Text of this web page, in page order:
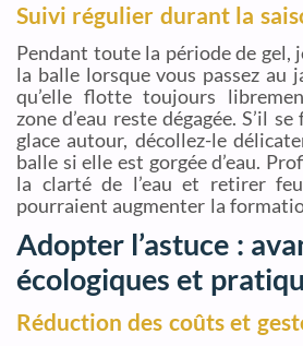
Suivi régulier durant la
Pendant toute la période de gel,
la balle lorsque vous passez au
qu’elle flotte toujours
zone d’eau reste dégagée. S’il
glace autour, décollez-le
balle si elle est gorgée d’eau.
la clarté de l’eau et retirer
pourraient augmenter la
Adopter l’astuce :
écologiques et
Réduction des coûts et